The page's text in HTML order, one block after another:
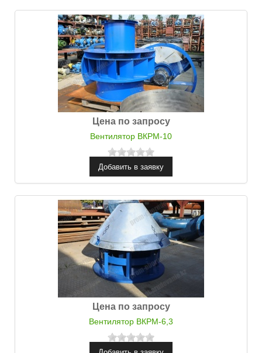
Цена по запросу
Вентилятор ВКРМ-10
Цена по запросу
Вентилятор ВКРМ-6,3